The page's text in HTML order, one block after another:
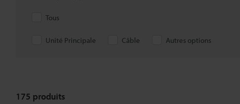
Tous
Unité Principale Câble Autres options
175 produits